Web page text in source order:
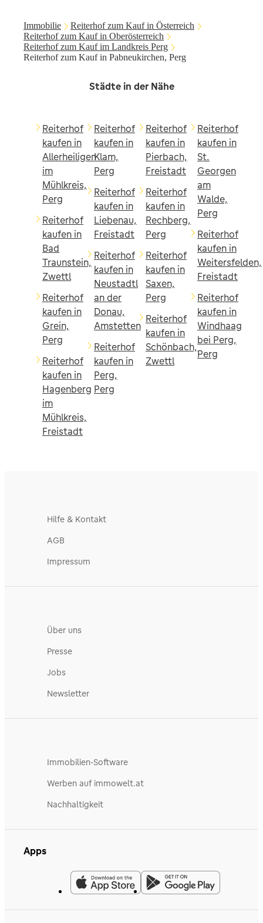
Immobilie
Reiterhof zum Kauf in Österreich
Reiterhof zum Kauf in Oberösterreich
Reiterhof zum Kauf im Landkreis Perg
Reiterhof zum Kauf in Pabneukirchen, Perg
Städte in der Nähe
Reiterhof
kaufen in
Allerheiligen
im
Mühlkreis,
Perg
Reiterhof
kaufen in
Bad
Traunstein,
Zwettl
Reiterhof
kaufen in
Grein,
Perg
Reiterhof
kaufen in
Hagenberg
im
Mühlkreis,
Freistadt
Reiterhof
kaufen in
Klam,
Perg
Reiterhof
kaufen in
Liebenau,
Freistadt
Reiterhof
kaufen in
Neustadtl
an der
Donau,
Amstetten
Reiterhof
kaufen in
Perg,
Perg
Reiterhof
kaufen in
Pierbach,
Freistadt
Reiterhof
kaufen in
Rechberg,
Perg
Reiterhof
kaufen in
Saxen,
Perg
Reiterhof
kaufen in
Schönbach,
Zwettl
Reiterhof
kaufen in
St.
Georgen
am
Walde,
Perg
Reiterhof
kaufen in
Weitersfelden,
Freistadt
Reiterhof
kaufen in
Windhaag
bei Perg,
Perg
Hilfe & Kontakt
AGB
Impressum
Über uns
Presse
Jobs
Newsletter
Immobilien-Software
Werben auf immowelt.at
Nachhaltigkeit
Apps